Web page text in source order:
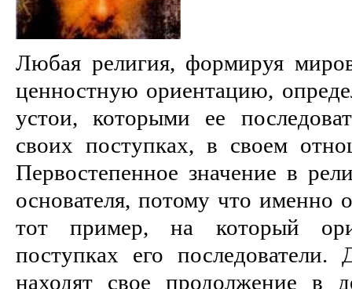
Любая религия, формируя
ценностную ориентацию,
устои, которыми ее
своих поступках, в своем
Первостепенное значение в
основателя, потому что именно
тот пример, на который
поступках его последователи.
находят свое продолжение в